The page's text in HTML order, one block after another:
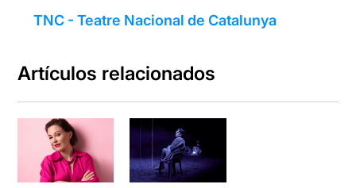
TNC - Teatre Nacional de Catalunya
Artículos relacionados